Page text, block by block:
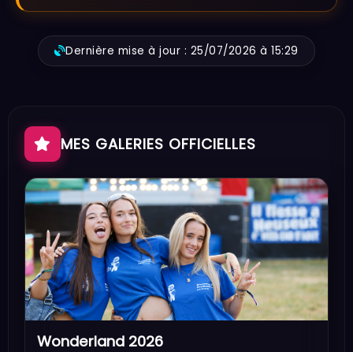
Dernière mise à jour : 25/07/2026 à 15:29
MES GALERIES OFFICIELLES
Wonderland 2026